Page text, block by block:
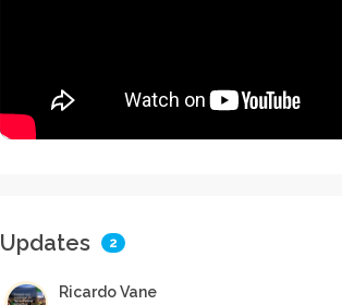
Updates 2
Ricardo Vane